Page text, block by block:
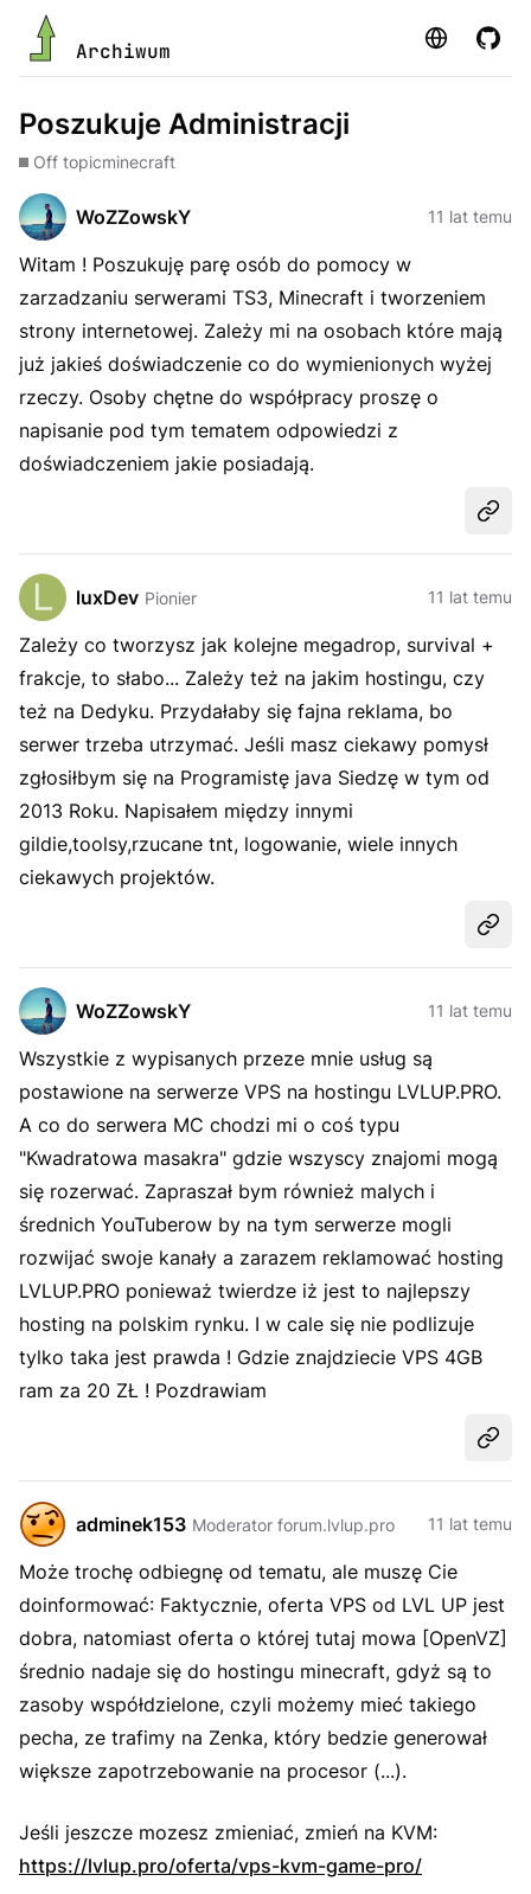
Archiwum Strona
Poszukuje Administracji
Off topicminecraft
WoZZowskY 11 lat temu
Witam ! Poszukuję parę osób do pomocy w
zarzadzaniu serwerami TS3, Minecraft i tworzeniem
strony internetowej. Zależy mi na osobach które mają
już jakieś doświadczenie co do wymienionych wyżej
rzeczy. Osoby chętne do współpracy proszę o
napisanie pod tym tematem odpowiedzi z
doświadczeniem jakie posiadają.
luxDev Pionier 11 lat temu
Zależy co tworzysz jak kolejne megadrop, survival +
frakcje, to słabo... Zależy też na jakim hostingu, czy
też na Dedyku. Przydałaby się fajna reklama, bo
serwer trzeba utrzymać. Jeśli masz ciekawy pomysł
zgłosiłbym się na Programistę java Siedzę w tym od
2013 Roku. Napisałem między innymi
gildie,toolsy,rzucane tnt, logowanie, wiele innych
ciekawych projektów.
WoZZowskY 11 lat temu
Wszystkie z wypisanych przeze mnie usług są
postawione na serwerze VPS na hostingu LVLUP.PRO.
A co do serwera MC chodzi mi o coś typu
"Kwadratowa masakra" gdzie wszyscy znajomi mogą
się rozerwać. Zapraszał bym również malych i
średnich YouTuberow by na tym serwerze mogli
rozwijać swoje kanały a zarazem reklamować hosting
LVLUP.PRO ponieważ twierdze iż jest to najlepszy
hosting na polskim rynku. I w cale się nie podlizuje
tylko taka jest prawda ! Gdzie znajdziecie VPS 4GB
ram za 20 ZŁ ! Pozdrawiam
adminek153 Moderator forum.lvlup.pro 11 lat temu
Może trochę odbiegnę od tematu, ale muszę Cie
doinformować: Faktycznie, oferta VPS od LVL UP jest
dobra, natomiast oferta o której tutaj mowa [OpenVZ]
średnio nadaje się do hostingu minecraft, gdyż są to
zasoby współdzielone, czyli możemy mieć takiego
pecha, ze trafimy na Zenka, który bedzie generował
większe zapotrzebowanie na procesor (...).
Jeśli jeszcze mozesz zmieniać, zmień na KVM:
https://lvlup.pro/oferta/vps-kvm-game-pro/